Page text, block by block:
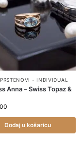
- INDIVIDUAL
Anna – Swiss Topaz &
Dodaj u košaricu